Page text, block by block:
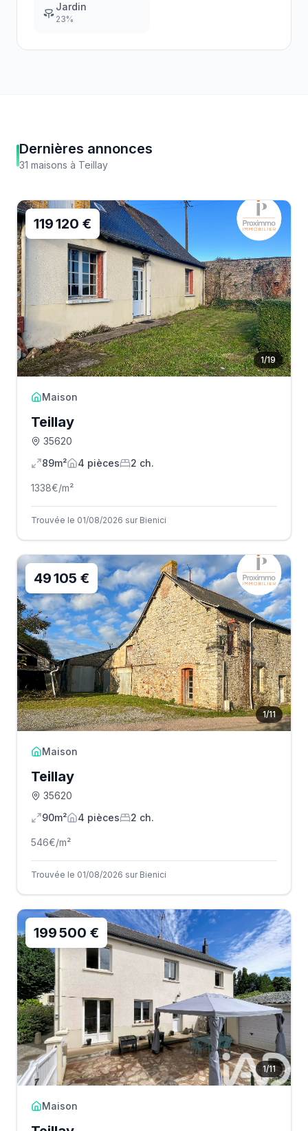
Jardin
23%
Dernières annonces
31 maisons à Teillay
1/19
119 120 €
Maison
Teillay
35620
89m²
4 pièces 2 ch.
1338€/m²
Trouvée le 01/08/2026 sur Bienici
1/11
49 105 €
Maison
Teillay
35620
90m²
4 pièces 2 ch.
546€/m²
Trouvée le 01/08/2026 sur Bienici
1/11
199 500 €
Maison